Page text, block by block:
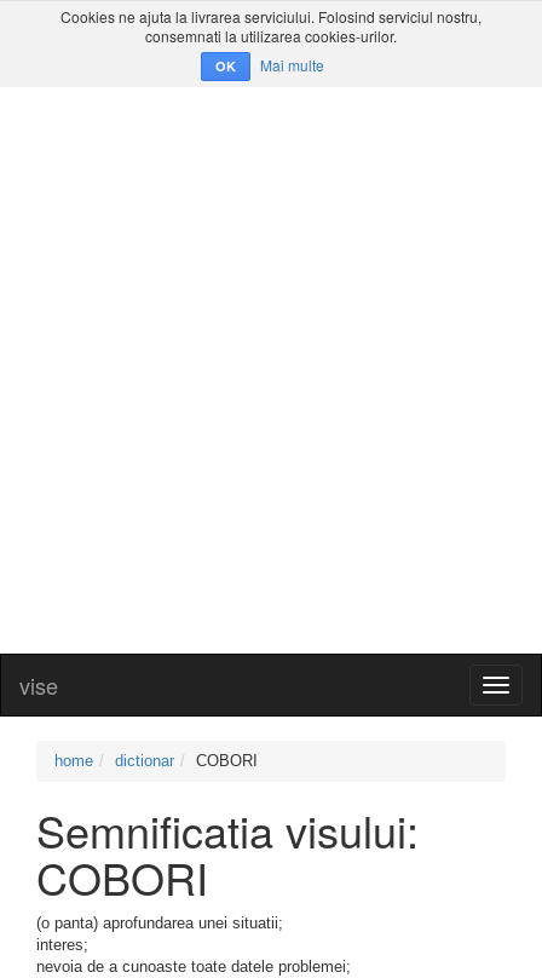
Cookies ne ajuta la livrarea serviciului. Folosind serviciul nostru,
consemnati la utilizarea cookies-urilor.
OK Mai multe
vise
home dictionar COBORI
Semnificatia visului:
COBORI
(o panta) aprofundarea unei situatii;
interes;
nevoia de a cunoaste toate datele problemei;